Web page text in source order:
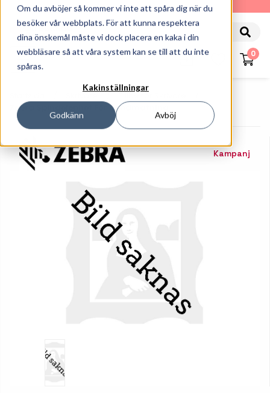
Om du avböjer så kommer vi inte att spåra dig när du
besöker vår webbplats. För att kunna respektera
dina önskemål måste vi dock placera en kaka i din
webbläsare så att våra system kan se till att du inte
spåras.
Kakinställningar
Godkänn Avböj
010-162 61 90
0
Skrivare
Tillbehör Skrivare
Zebra Spindelenhet För Bandmatning
Kampanj